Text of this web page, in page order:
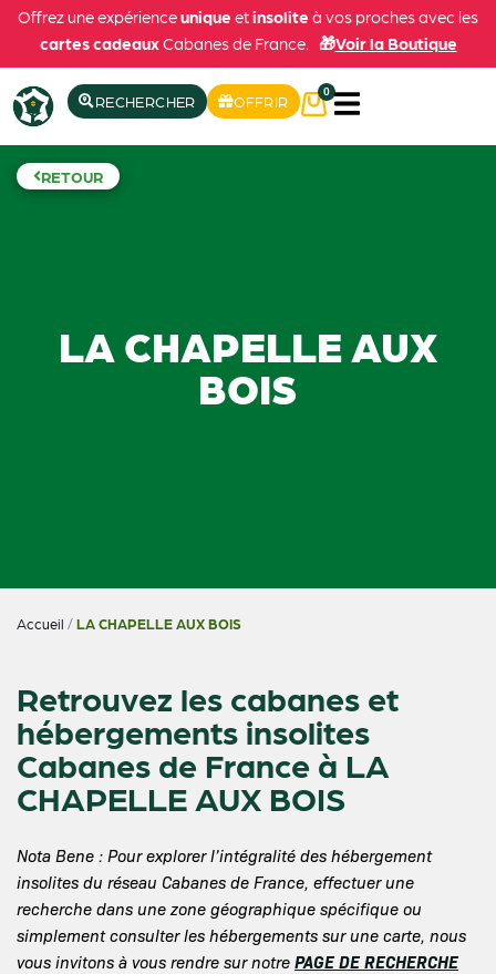
Offrez une expérienceunique etinsolite à vos proches avec les
cartes cadeauxCabanes de France. 🎁Voir la Boutique
RECHERCHER OFFRIR
0
RETOUR
LA CHAPELLE AUX
BOIS
Accueil /LA CHAPELLE AUX BOIS
Retrouvez les cabanes et
hébergements insolites
Cabanes de France à LA
CHAPELLE AUX BOIS
Nota Bene : Pour explorer l’intégralité des hébergement
insolites du réseau Cabanes de France, effectuer une
recherche dans une zone géographique spécifique ou
simplement consulter les hébergements sur une carte, nous
vous invitons à vous rendre sur notre PAGE DE RECHERCHE